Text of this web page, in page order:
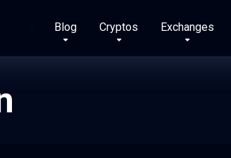
Blog Cryptos Exchanges